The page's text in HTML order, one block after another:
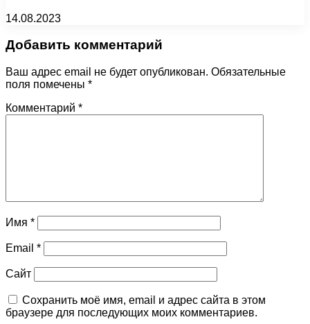
14.08.2023
Добавить комментарий
Ваш адрес email не будет опубликован. Обязательные
поля помечены *
Комментарий *
Имя *
Email *
Сайт
Сохранить моё имя, email и адрес сайта в этом
браузере для последующих моих комментариев.